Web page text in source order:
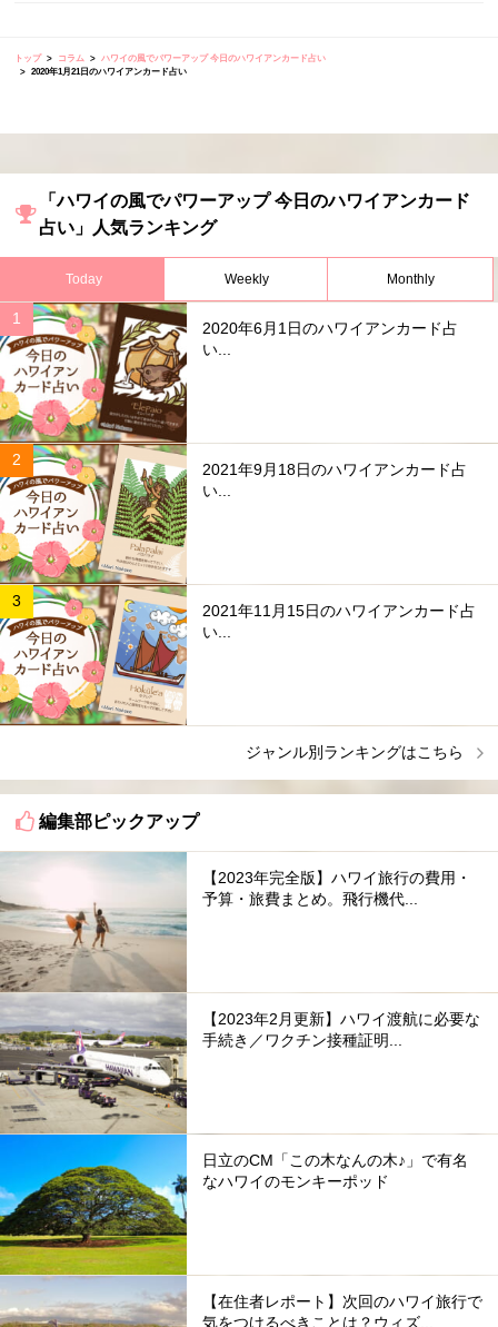
トップ コラム
ハワイの風でパワーアップ 今日のハワイアンカード占い
2020年1月21日のハワイアンカード占い
「ハワイの風でパワーアップ 今日のハワイアンカード
占い」人気ランキング
Today Weekly Monthly
2020年6月1日のハワイアンカード占
い...
2021年9月18日のハワイアンカード占
い...
2021年11月15日のハワイアンカード占
い...
ジャンル別ランキングはこちら
編集部ピックアップ
【2023年完全版】ハワイ旅行の費用・
予算・旅費まとめ。飛行機代...
【2023年2月更新】ハワイ渡航に必要な
手続き／ワクチン接種証明...
日立のCM「この木なんの木♪」で有名
なハワイのモンキーポッド
【在住者レポート】次回のハワイ旅行で
気をつけるべきことは？ウィズ...